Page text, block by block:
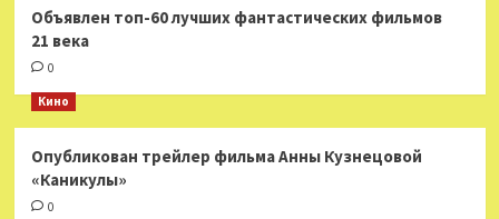
Объявлен топ-60 лучших фантастических фильмов
21 века
0
Кино
Опубликован трейлер фильма Анны Кузнецовой
«Каникулы»
0